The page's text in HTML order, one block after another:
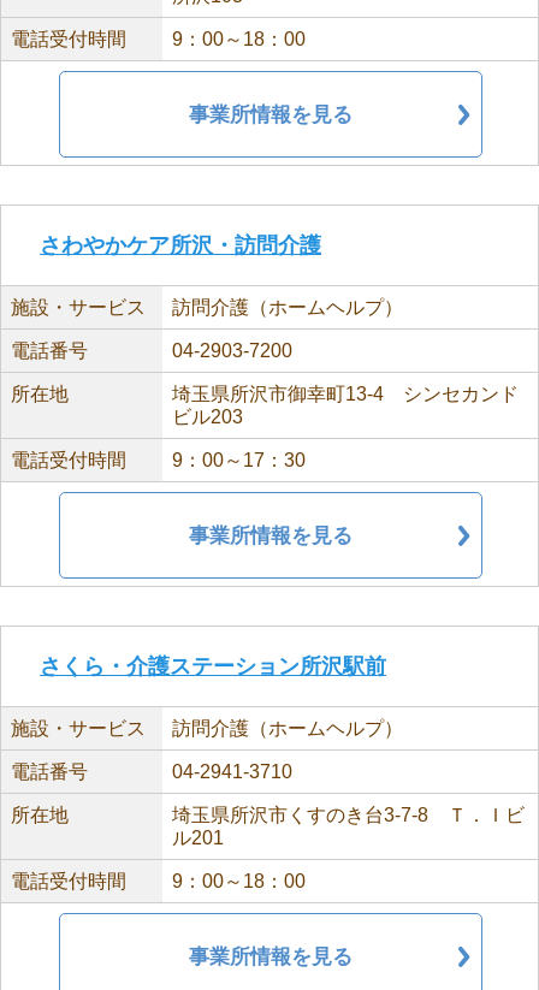
電話受付時間 9：00～18：00
事業所情報を見る
さわやかケア所沢・訪問介護
施設・サービス 訪問介護（ホームヘルプ）
電話番号 04-2903-7200
所在地
埼玉県所沢市御幸町13-4 シンセカンド
ビル203
電話受付時間 9：00～17：30
事業所情報を見る
さくら・介護ステーション所沢駅前
施設・サービス 訪問介護（ホームヘルプ）
電話番号 04-2941-3710
所在地
埼玉県所沢市くすのき台3-7-8 Ｔ．Ｉビ
ル201
電話受付時間 9：00～18：00
事業所情報を見る